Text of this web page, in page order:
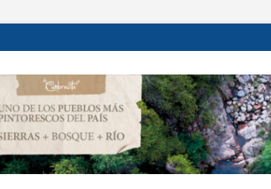
Digital
VALLE DE CALAMUCHITA